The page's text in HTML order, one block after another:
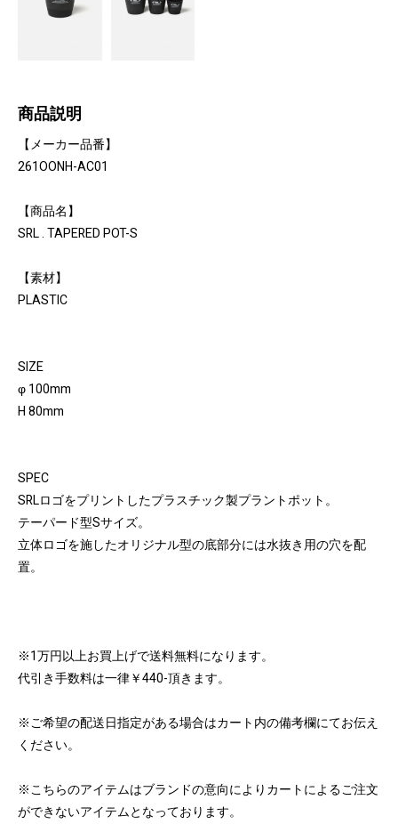
商品説明
【メーカー品番】
261OONH-AC01
【商品名】
SRL . TAPERED POT-S
【素材】
PLASTIC
SIZE
φ 100mm
H 80mm
SPEC
SRLロゴをプリントしたプラスチック製プラントポット。
テーパード型Sサイズ。
立体ロゴを施したオリジナル型の底部分には水抜き用の穴を配
置。
※1万円以上お買上げで送料無料になります。
代引き手数料は一律￥440-頂きます。
※ご希望の配送日指定がある場合はカート内の備考欄にてお伝え
ください。
※こちらのアイテムはブランドの意向によりカートによるご注文
ができないアイテムとなっております。